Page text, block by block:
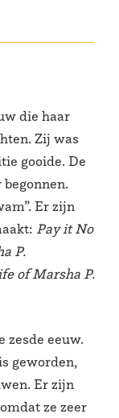
die haar
Zij was
gooide. De
Er zijn
Pay it No
P.
of Marsha P.
zesde eeuw.
geworden,
Er zijn
ze zeer